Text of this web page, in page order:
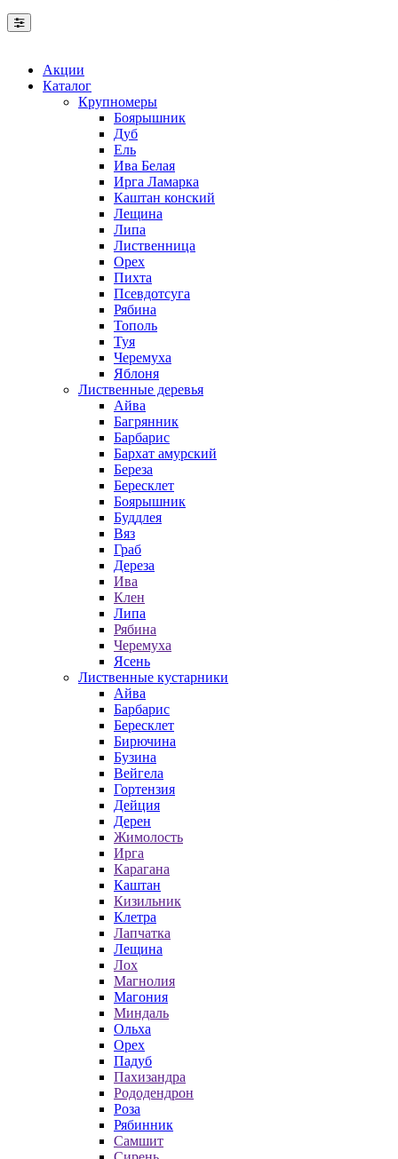
Акции
Каталог
Крупномеры
Боярышник
Дуб
Ель
Ива Белая
Ирга Ламарка
Каштан конский
Лещина
Липа
Лиственница
Орех
Пихта
Псевдотсуга
Рябина
Тополь
Туя
Черемуха
Яблоня
Лиственные деревья
Айва
Багрянник
Барбарис
Бархат амурский
Береза
Бересклет
Боярышник
Буддлея
Вяз
Граб
Дереза
Ива
Клен
Липа
Рябина
Черемуха
Ясень
Лиственные кустарники
Айва
Барбарис
Бересклет
Бирючина
Бузина
Вейгела
Гортензия
Дейция
Дерен
Жимолость
Ирга
Карагана
Каштан
Кизильник
Клетра
Лапчатка
Лещина
Лох
Магнолия
Магония
Миндаль
Ольха
Орех
Падуб
Пахизандра
Рододендрон
Роза
Рябинник
Самшит